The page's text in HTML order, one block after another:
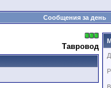
Сообщения за день
Тавровод